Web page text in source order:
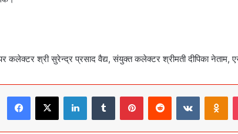
कलेक्टर श्री सुरेन्द्र प्रसाद वैद्य, संयुक्त कलेक्टर श्रीमती दीपिका नेताम,
Facebook
X LinkedInTumblr PinterestReddit VKontakte